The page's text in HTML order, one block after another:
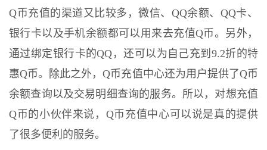
Q币充值的渠道又比较多，微信、QQ余额、QQ卡、
银行卡以及手机余额都可以用来去充值Q币。另外，
通过绑定银行卡的QQ，还可以为自己充到9.2折的特
惠Q币。除此之外，Q币充值中心还为用户提供了Q币
余额查询以及交易明细查询的服务。所以，对想充值
Q币的小伙伴来说，Q币充值中心可以说是真的提供
了很多便利的服务。